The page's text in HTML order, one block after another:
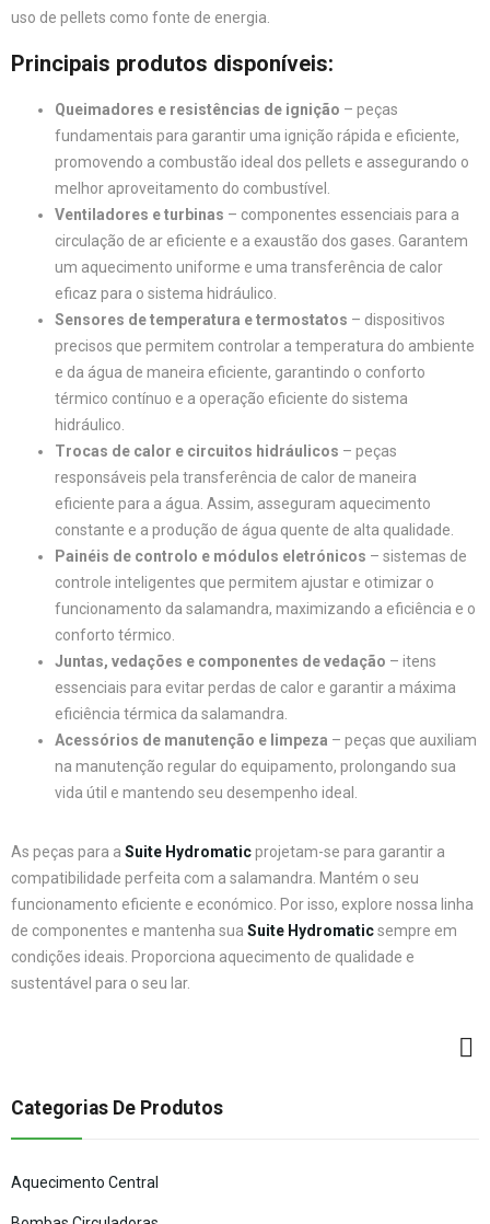
uso de pellets como fonte de energia.
Principais produtos disponíveis:
Queimadores e resistências de ignição – peças
fundamentais para garantir uma ignição rápida e eficiente,
promovendo a combustão ideal dos pellets e assegurando o
melhor aproveitamento do combustível.
Ventiladores e turbinas – componentes essenciais para a
circulação de ar eficiente e a exaustão dos gases. Garantem
um aquecimento uniforme e uma transferência de calor
eficaz para o sistema hidráulico.
Sensores de temperatura e termostatos – dispositivos
precisos que permitem controlar a temperatura do ambiente
e da água de maneira eficiente, garantindo o conforto
térmico contínuo e a operação eficiente do sistema
hidráulico.
Trocas de calor e circuitos hidráulicos – peças
responsáveis pela transferência de calor de maneira
eficiente para a água. Assim, asseguram aquecimento
constante e a produção de água quente de alta qualidade.
Painéis de controlo e módulos eletrónicos – sistemas de
controle inteligentes que permitem ajustar e otimizar o
funcionamento da salamandra, maximizando a eficiência e o
conforto térmico.
Juntas, vedações e componentes de vedação – itens
essenciais para evitar perdas de calor e garantir a máxima
eficiência térmica da salamandra.
Acessórios de manutenção e limpeza – peças que auxiliam
na manutenção regular do equipamento, prolongando sua
vida útil e mantendo seu desempenho ideal.
As peças para a Suite Hydromaticprojetam-se para garantir a
compatibilidade perfeita com a salamandra. Mantém o seu
funcionamento eficiente e económico. Por isso, explore nossa linha
de componentes e mantenha sua Suite Hydromaticsempre em
condições ideais. Proporciona aquecimento de qualidade e
sustentável para o seu lar.
Categorias De Produtos
Aquecimento Central